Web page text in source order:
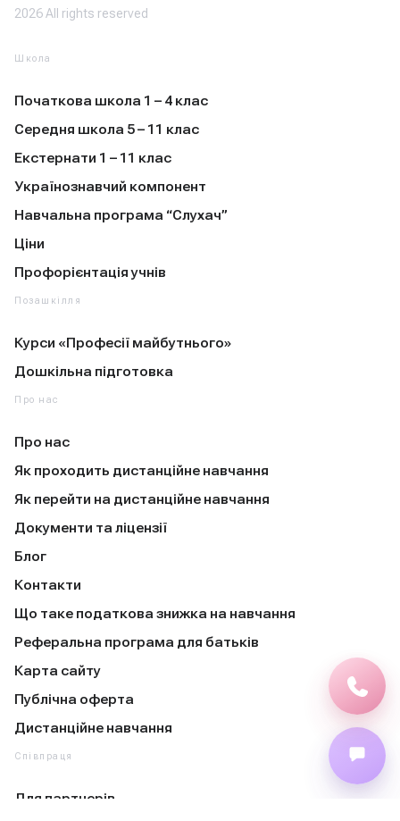
2026 All rights reserved
Школа
Початкова школа 1 – 4 клас
Середня школа 5 – 11 клас
Екстернати 1 – 11 клас
Українознавчий компонент
Навчальна програма “Слухач”
Ціни
Профорієнтація учнів
Позашкілля
Курси «Професії майбутнього»
Дошкільна підготовка
Про нас
Про нас
Як проходить дистанційне навчання
Як перейти на дистанційне навчання
Документи та ліцензії
Блог
Контакти
Що таке податкова знижка на навчання
Реферальна програма для батьків
Карта сайту
Публічна оферта
Дистанційне навчання
Співпраця
Для партнерів